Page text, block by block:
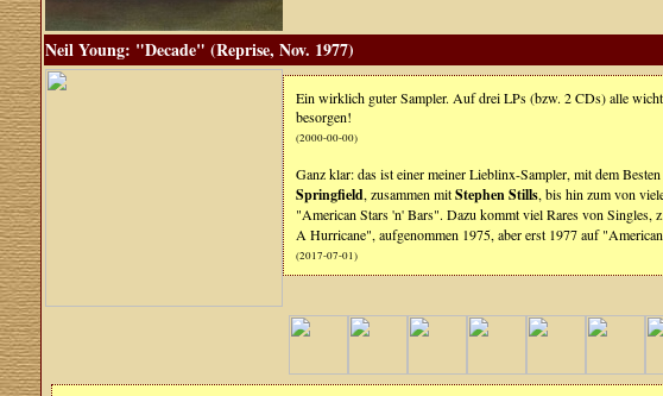
Neil Young: "Decade" (Reprise, Nov. 1977)
Ein wirklich guter Sampler. Auf drei LPs (bzw. 2 CDs) alle
besorgen!
(2000-00-00)
Ganz klar: das ist einer meiner Lieblinx-Sampler, mit dem
Springfield, zusammen mitStephen Stills, bis hin zum von
"American Stars 'n' Bars". Dazu kommt viel Rares von
A Hurricane", aufgenommen 1975, aber erst 1977 auf
(2017-07-01)